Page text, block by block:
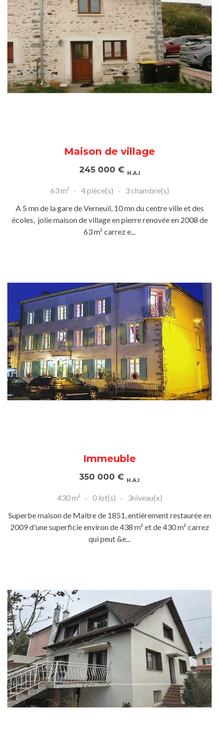
Maison de village
245 000 € H.A.I
63 m² 4 pièce(s)
3 chambre(s)
A 5 mn de la gare de Verneuil, 10 mn du centre ville et des
écoles, jolie maison de village en pierre renovée en 2008 de
63 m² carrez e...
Immeuble
350 000 € H.A.I
430 m² 0 lot(s)
3niveau(x)
Superbe maison de Maître de 1851, entièrement restaurée en
2009 d'une superficie environ de 438 m² et de 430 m² carrez
qui peut &e...